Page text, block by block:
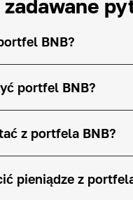
zadawane
BNB?
portfel BNB?
z portfela BNB?
pieniądze z